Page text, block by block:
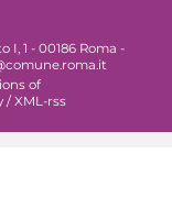
1 - 00186 Roma -
of
/XML-rss